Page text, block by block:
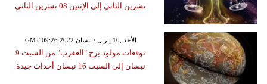
تشرين الثاني إلى الإثنين 08 تشرين الثاني
GMT 09:26 2022 الأحد ,10 إبريل / نيسان
توقعات مولود برج "العقرب" من السبت 9
نيسان إلى السبت 16 نيسان أحداث جيدة